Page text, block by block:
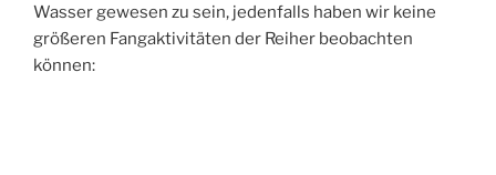
Wasser gewesen zu sein, jedenfalls haben wir keine
größeren Fangaktivitäten der Reiher beobachten
können: